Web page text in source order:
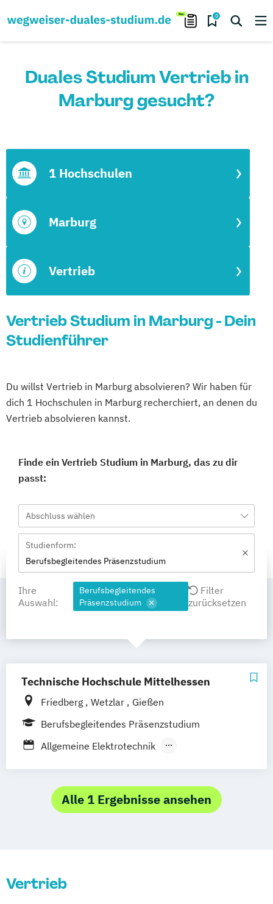
0
Duales Studium Vertrieb in
Marburg gesucht?
Vertrieb
Marburg
1 Hochschulen
Vertrieb Studium in Marburg - Dein
Studienführer
Du willst Vertrieb in Marburg absolvieren? Wir haben für
dich 1 Hochschulen in Marburg recherchiert, an denen du
Vertrieb absolvieren kannst.
Finde ein Vertrieb Studium in Marburg, das zu dir
passt:
Abschluss wählen
Studienform:
Berufsbegleitendes Präsenzstudium
Ihre
Auswahl:
Berufsbegleitendes
Präsenzstudium
Filter
zurücksetzen
Technische Hochschule Mittelhessen
Friedberg Wetzlar
Gießen
Berufsbegleitendes Präsenzstudium
Allgemeine Elektrotechnik
Studienrichtungen)
Ingenieurwesen Elektrotechnik
Nachrichtentechnik und Computernetze
Alle 1 Ergebnisse ansehen
Vertrieb